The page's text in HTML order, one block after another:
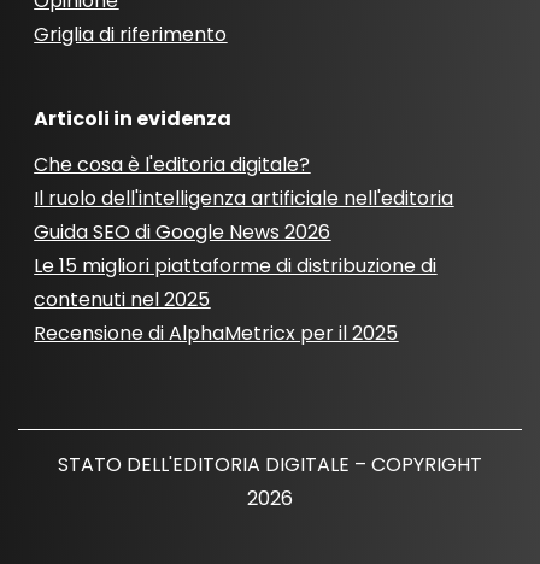
Griglia di riferimento
Articoli in evidenza
Che cosa è l'editoria digitale?
Il ruolo dell'intelligenza artificiale nell'editoria
Guida SEO di Google News 2026
Le 15 migliori piattaforme di distribuzione di
contenuti nel 2025
Recensione di AlphaMetricx per il 2025
STATO DELL'EDITORIA DIGITALE – COPYRIGHT
2026